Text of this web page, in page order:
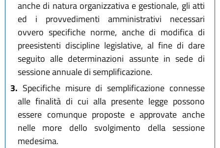
anche di natura organizzativa e gestionale, gli atti
ed i provvedimenti amministrativi necessari
ovvero specifiche norme, anche di modifica di
preesistenti discipline legislative, al fine di dare
seguito alle determinazioni assunte in sede di
sessione annuale di semplificazione.
3. Specifiche misure di semplificazione connesse
alle finalità di cui alla presente legge possono
essere comunque proposte e approvate anche
nelle more dello svolgimento della sessione
medesima.